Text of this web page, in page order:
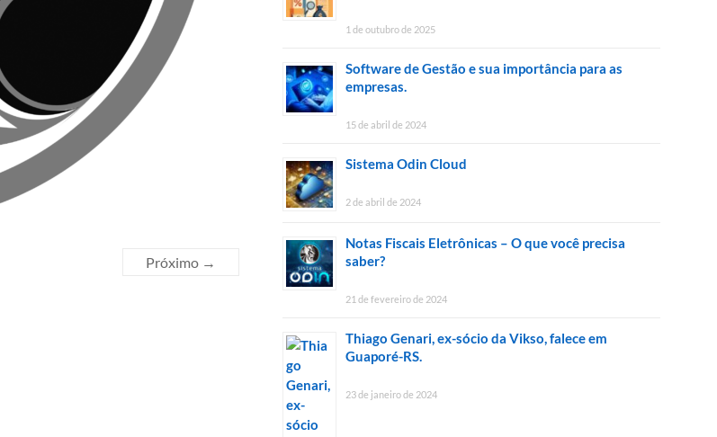
Próximo →
1 de outubro de 2025
Software de Gestão e sua importância para as
empresas.
15 de abril de 2024
Sistema Odin Cloud
2 de abril de 2024
Notas Fiscais Eletrônicas – O que você precisa
saber?
21 de fevereiro de 2024
Thiago Genari, ex-sócio da Vikso, falece em
Guaporé-RS.
23 de janeiro de 2024